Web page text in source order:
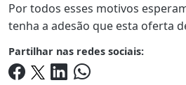
Por todos esses motivos
tenha a adesão que esta oferta
Partilhar nas redes sociais: